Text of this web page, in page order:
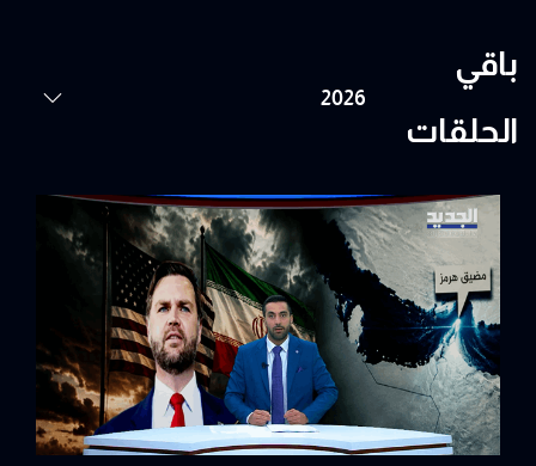
باقي
الحلقات